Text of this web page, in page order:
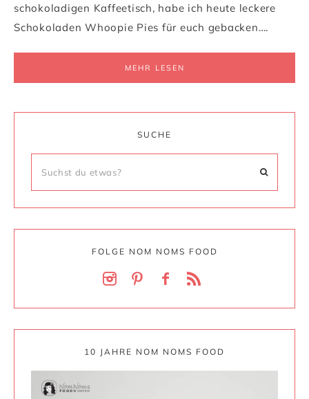
schokoladigen Kaffeetisch, habe ich heute leckere
Schokoladen Whoopie Pies für euch gebacken….
MEHR LESEN
SUCHE
FOLGE NOM NOMS FOOD
10 JAHRE NOM NOMS FOOD